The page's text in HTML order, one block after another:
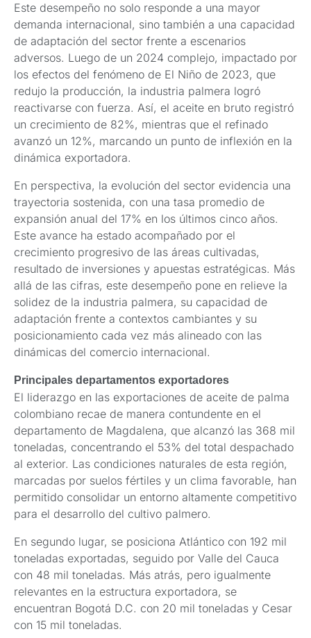
Este desempeño no solo responde a una mayor
demanda internacional, sino también a una capacidad
de adaptación del sector frente a escenarios
adversos. Luego de un 2024 complejo, impactado por
los efectos del fenómeno de El Niño de 2023, que
redujo la producción, la industria palmera logró
reactivarse con fuerza. Así, el aceite en bruto registró
un crecimiento de 82%, mientras que el refinado
avanzó un 12%, marcando un punto de inflexión en la
dinámica exportadora.
En perspectiva, la evolución del sector evidencia una
trayectoria sostenida, con una tasa promedio de
expansión anual del 17% en los últimos cinco años.
Este avance ha estado acompañado por el
crecimiento progresivo de las áreas cultivadas,
resultado de inversiones y apuestas estratégicas. Más
allá de las cifras, este desempeño pone en relieve la
solidez de la industria palmera, su capacidad de
adaptación frente a contextos cambiantes y su
posicionamiento cada vez más alineado con las
dinámicas del comercio internacional.
Principales departamentos exportadores
El liderazgo en las exportaciones de aceite de palma
colombiano recae de manera contundente en el
departamento de Magdalena, que alcanzó las 368 mil
toneladas, concentrando el 53% del total despachado
al exterior. Las condiciones naturales de esta región,
marcadas por suelos fértiles y un clima favorable, han
permitido consolidar un entorno altamente competitivo
para el desarrollo del cultivo palmero.
En segundo lugar, se posiciona Atlántico con 192 mil
toneladas exportadas, seguido por Valle del Cauca
con 48 mil toneladas. Más atrás, pero igualmente
relevantes en la estructura exportadora, se
encuentran Bogotá D.C. con 20 mil toneladas y Cesar
con 15 mil toneladas.